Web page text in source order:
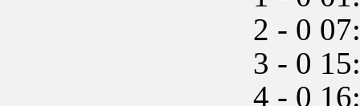
2 - 0
3 - 0
4 - 0